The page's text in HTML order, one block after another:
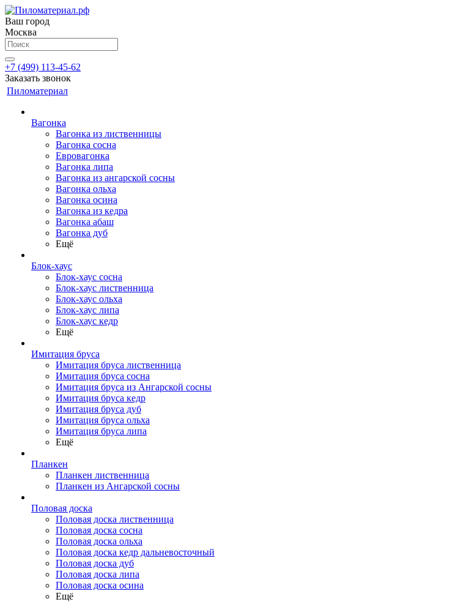
Ваш город
Москва
+7 (499) 113-45-62
Заказать звонок
Пиломатериал
Вагонка
Вагонка из лиственницы
Вагонка сосна
Евровагонка
Вагонка липа
Вагонка из ангарской сосны
Вагонка ольха
Вагонка осина
Вагонка из кедра
Вагонка абаш
Вагонка дуб
Ещё
Блок-хаус
Блок-хаус сосна
Блок-хаус лиственница
Блок-хаус ольха
Блок-хаус липа
Блок-хаус кедр
Ещё
Имитация бруса
Имитация бруса лиственница
Имитация бруса сосна
Имитация бруса из Ангарской сосны
Имитация бруса кедр
Имитация бруса дуб
Имитация бруса ольха
Имитация бруса липа
Ещё
Планкен
Планкен лиственница
Планкен из Ангарской сосны
Половая доска
Половая доска лиственница
Половая доска сосна
Половая доска ольха
Половая доска кедр дальневосточный
Половая доска дуб
Половая доска липа
Половая доска осина
Ещё